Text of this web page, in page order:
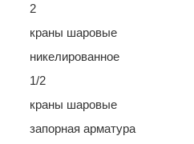
2
краны шаровые
никелированное
1/2
краны шаровые
запорная арматура